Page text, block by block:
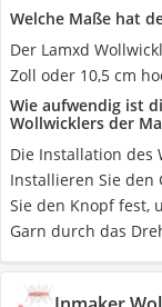
Welche Maße hat
Der Lamxd
Zoll oder 10,5 cm
Wie aufwendig ist
Wollwicklers der
Die Installation des
Installieren Sie den
Sie den Knopf fest,
Garn durch das